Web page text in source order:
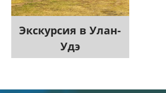
Экскурсия в Улан-
Удэ